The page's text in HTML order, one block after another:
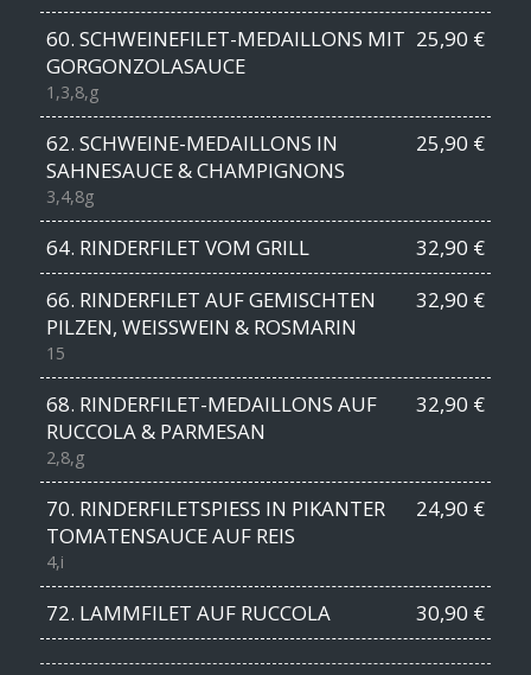
60. SCHWEINEFILET-MEDAILLONS MIT
GORGONZOLASAUCE
25,90 €
1,3,8,g
62. SCHWEINE-MEDAILLONS IN
SAHNESAUCE & CHAMPIGNONS
25,90 €
3,4,8g
64. RINDERFILET VOM GRILL
32,90 €
66. RINDERFILET AUF GEMISCHTEN
PILZEN, WEISSWEIN & ROSMARIN
32,90 €
15
68. RINDERFILET-MEDAILLONS AUF
RUCCOLA & PARMESAN
32,90 €
2,8,g
70. RINDERFILETSPIESS IN PIKANTER
TOMATENSAUCE AUF REIS
24,90 €
4,i
72. LAMMFILET AUF RUCCOLA 30,90 €